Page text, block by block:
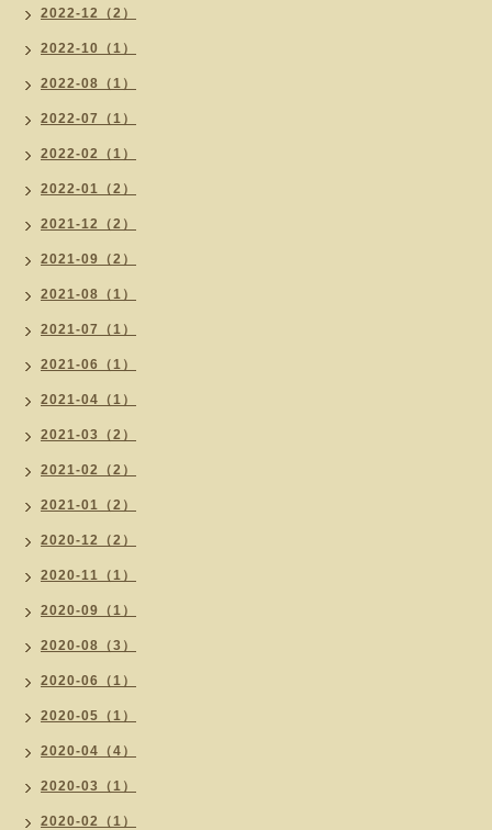
2022-12（2）
2022-10（1）
2022-08（1）
2022-07（1）
2022-02（1）
2022-01（2）
2021-12（2）
2021-09（2）
2021-08（1）
2021-07（1）
2021-06（1）
2021-04（1）
2021-03（2）
2021-02（2）
2021-01（2）
2020-12（2）
2020-11（1）
2020-09（1）
2020-08（3）
2020-06（1）
2020-05（1）
2020-04（4）
2020-03（1）
2020-02（1）